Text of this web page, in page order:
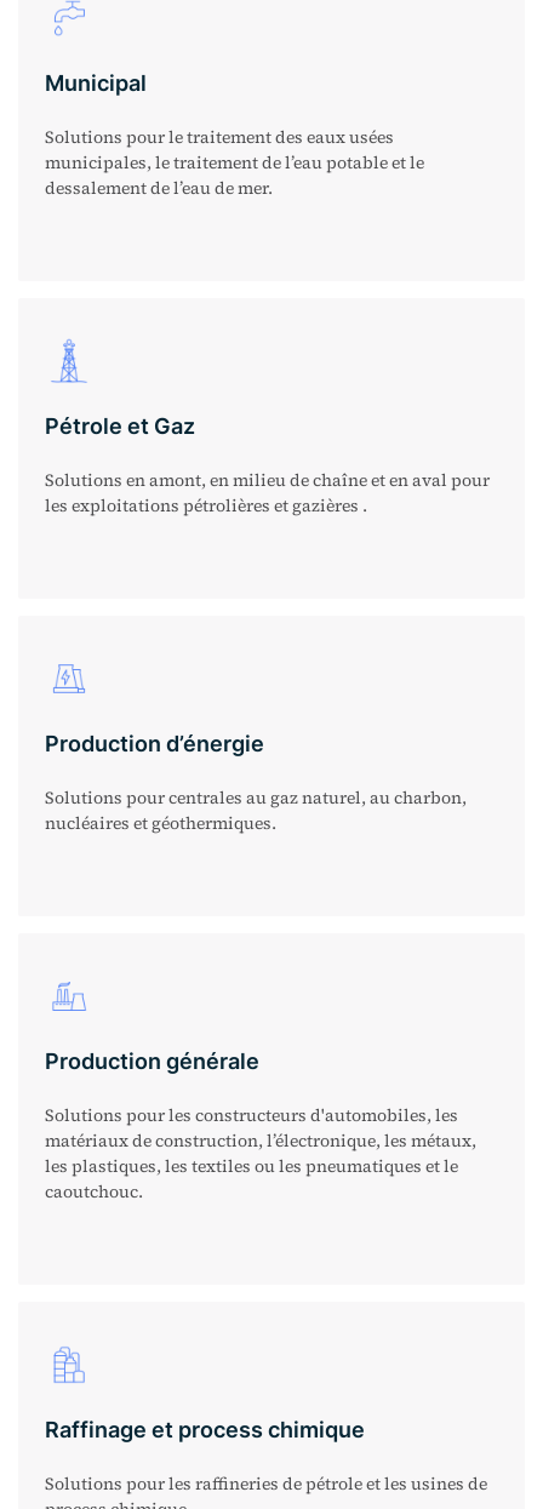
Municipal
Solutions pour le traitement des eaux usées
municipales, le traitement de l’eau potable et le
dessalement de l’eau de mer.
Pétrole et Gaz
Solutions en amont, en milieu de chaîne et en aval pour
les exploitations pétrolières et gazières .
Production d’énergie
Solutions pour centrales au gaz naturel, au charbon,
nucléaires et géothermiques.
Production générale
Solutions pour les constructeurs d'automobiles, les
matériaux de construction, l’électronique, les métaux,
les plastiques, les textiles ou les pneumatiques et le
caoutchouc.
Raffinage et process chimique
Solutions pour les raffineries de pétrole et les usines de